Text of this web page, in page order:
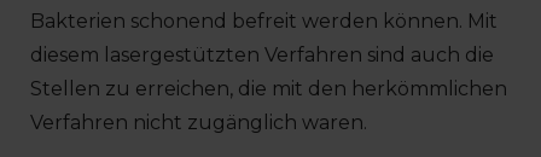
Bakterien schonend befreit werden können. Mit
diesem lasergestützten Verfahren sind auch die
Stellen zu erreichen, die mit den herkömmlichen
Verfahren nicht zugänglich waren.